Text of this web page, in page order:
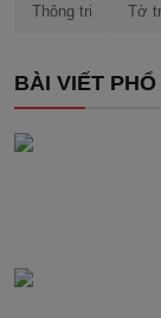
Thông tri Tờ
BÀI VIẾT PHỔ